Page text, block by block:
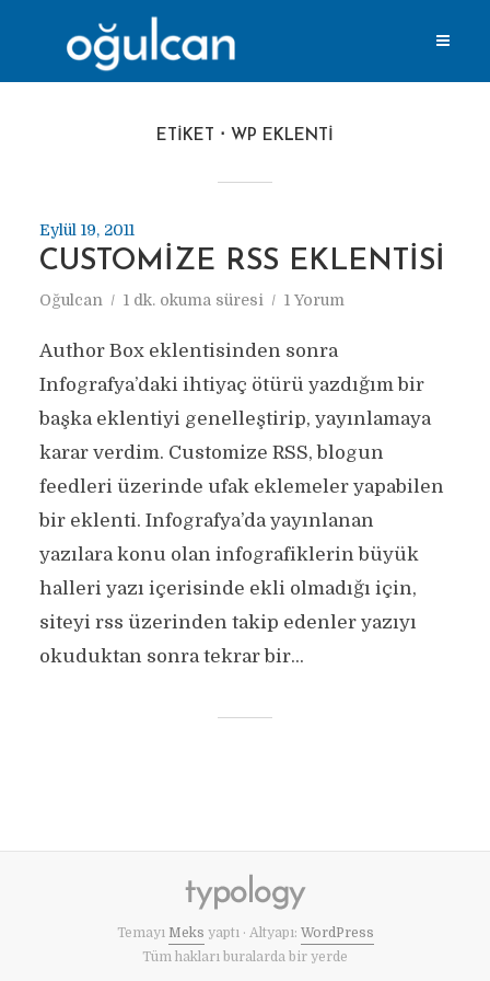
ETIKET WP EKLENTI
Eylül 19, 2011
CUSTOMIZE RSS EKLENTISI
Oğulcan 1 dk. okuma süresi 1 Yorum
Author Box eklentisinden sonra
Infografya’daki ihtiyaç ötürü yazdığım bir
başka eklentiyi genelleştirip, yayınlamaya
karar verdim. Customize RSS, blogun
feedleri üzerinde ufak eklemeler yapabilen
bir eklenti. Infografya’da yayınlanan
yazılara konu olan infografiklerin büyük
halleri yazı içerisinde ekli olmadığı için,
siteyi rss üzerinden takip edenler yazıyı
okuduktan sonra tekrar bir...
Temayı Meks yaptı · Altyapı: WordPress
Tüm hakları buralarda bir yerde